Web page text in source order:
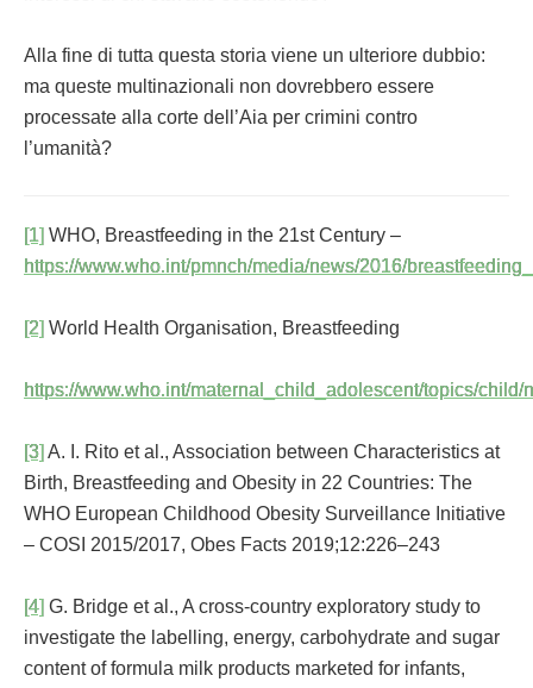
Alla fine di tutta questa storia viene un ulteriore dubbio:
ma queste multinazionali non dovrebbero essere
processate alla corte dell’Aia per crimini contro
l’umanità?
[1] WHO, Breastfeeding in the 21st Century –
https://www.who.int/pmnch/media/news/2016/
[2] World Health Organisation, Breastfeeding
https://www.who.int/maternal_child_adolescent/topics/child/
[3] A. I. Rito et al., Association between Characteristics at
Birth, Breastfeeding and Obesity in 22 Countries: The
WHO European Childhood Obesity Surveillance Initiative
– COSI 2015/2017, Obes Facts 2019;12:226–243
[4] G. Bridge et al., A cross-country exploratory study to
investigate the labelling, energy, carbohydrate and sugar
content of formula milk products marketed for infants,